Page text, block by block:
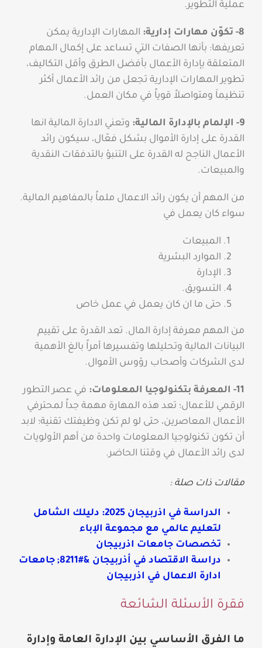
عملية التطوير.
8- تكوّن مهارات إدارية:
المهارات الإدارية يمكن
تعريفها: بأنها الصفات التي تساعد على إكمال المهام
المتعلقة بإدارة الأعمال بأفضل الطرق وأقل التكاليف،
تطوير المهارات الإدارية تجعل من رائد الأعمال أكثر
تنظيماَ ومتواصلاً قوياً في مكان العمل.
9- الإلمام بالإدارة المالية:
وتعني الادارة المالية انها
القدرة على إدارة الأموال بشكل فعّال، سيكون رائد
الأعمال الناجح له القدرة على التنبؤ بالتدفقات النقدية
والمبيعات.
من المهم أن يكون رائد الاعمال ملماً بالمفاهيم المالية.
سواء كان يعمل في
المبيعات
الموارد البشرية
الإدارة
التسويق.
حتى ما ان كان يعمل في عمل خاص
من المهم معرفة إدارة المال. تعد القدرة على تقييم
البيانات المالية وتحليلها وتفسيرها أمراً بالغ الأهمية
لدى الشركات وأصحاب رؤوس الأموال.
11- المعرفة بتكنولوجيا المعلومات:
في عصر التطور
الرقمي للأعمال؛ تعد هذه المهارة مهمة جداً لمحترفي
الأعمال المعاصرين، حتى لو لم تكن وظيفتك تقنية؛ لابد
أن تكون تكنولوجيا المعلومات واحدة من أهم الأولويات
لدى رائد الأعمال في وقتنا الحاضر.
مقالات ذات صلة :
الدراسة في اذربيجان 2025: دليلك الشامل
لتعليم عالمي مع مجموعة الإباء
تخصصات جامعات اذربيجان
دراسة الاقتصاد في أذربيجان &#8211; جامعات
ادارة الاعمال في اذربيجان
فقرة الأسئلة الشائعة
ما الفرق الأساسي بين الإدارة العامة وإدارة